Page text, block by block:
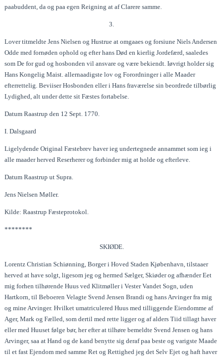
paabuddent, da og paa egen Reigning at af Clarere samme.
3.
Lover titmeldte Jens Nielsen og Hustrue at omgaaes og forsiune Niels Andersen
Odde med fornøden ophold og efter hans Død en kierlig Jordefærd, saaledes
som De for gud og hosbonden vil ansvare og være bekiendt. Iøvrigt holder sig
Hans Kongelig Maist. allernaadigste lov og Forordninger i alle Maader
efterrettelig. Beviiser Hosbonden eller i Hans fraværelse sin beordrede tilbørlig
Lydighed, alt under dette sit Fæstes fortabelse.
Datum Raastrup den 12 Sept. 1770.
I. Dalsgaard
Ligelydende Original Fæstebrev haver ieg undertegnede annammet som ieg i
alle maader herved Reserherer og forbinder mig at holde og efterleve.
Datum Raastrup ut Supra.
Jens Nielsen Møller.
Kilde: Raastrup Fæsteprotokol.
********
SKIØDE.
Lorentz Christian Schiønning, Borger i Hoved Staden Kjøbenhavn, tilstaaer
herved at have solgt, ligesom jeg og hermed Sælger, Skiøder og afhænder Eet
mig forhen tilhørende Huus ved Klitmøller i Vester Vandet Sogn, uden
Hartkorn, til Beboeren Velagte Svend Jensen Brandi og hans Arvinger fra mig
og mine Arvinger. Hvilket umatriculered Huus med tilliggende Eiendomme af
Ager, Mark og Fælled, som dertil med rette ligger og af alders Tiid tillagt haver
eller med Huuset følge bør, her efter at tilhøre bemeldte Svend Jensen og hans
Arvinger, saa at Hand og de kand benytte sig deraf paa beste og varigste Maade
til et fast Ejendom med samme Ret og Rettighed jeg det Selv Ejet og haft haver